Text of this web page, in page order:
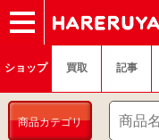
ショップ
買取
記事
デッキ検索
デッキ構築
選手一覧
店舗一覧
イベント
ヘルプ
お問い合わせ
ショップ 買取 記事
商品カテゴリ